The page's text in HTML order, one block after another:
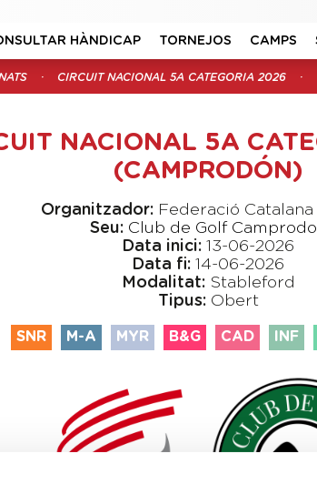
HÀNDICAP TORNEJOS CAMPS
CIRCUIT NACIONAL 5A CATEGORIA 2026
NACIONAL 5A
(CAMPRODÓN)
Organitzador: Federació
Seu: Club de Golf
Data inici: 13-06-2026
Data fi: 14-06-2026
Modalitat: Stableford
Tipus: Obert
SNR M-A MYR B&G CAD INF